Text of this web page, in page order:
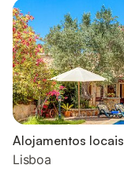
Alojamentos locais
Lisboa